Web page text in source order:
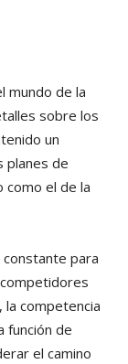
mundo de la
sobre los
un
planes de
como el de la
para
la competencia
función de
el camino